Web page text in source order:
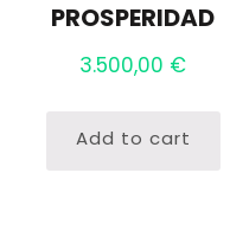
PROSPERIDAD
3.500,00 €
Add to cart